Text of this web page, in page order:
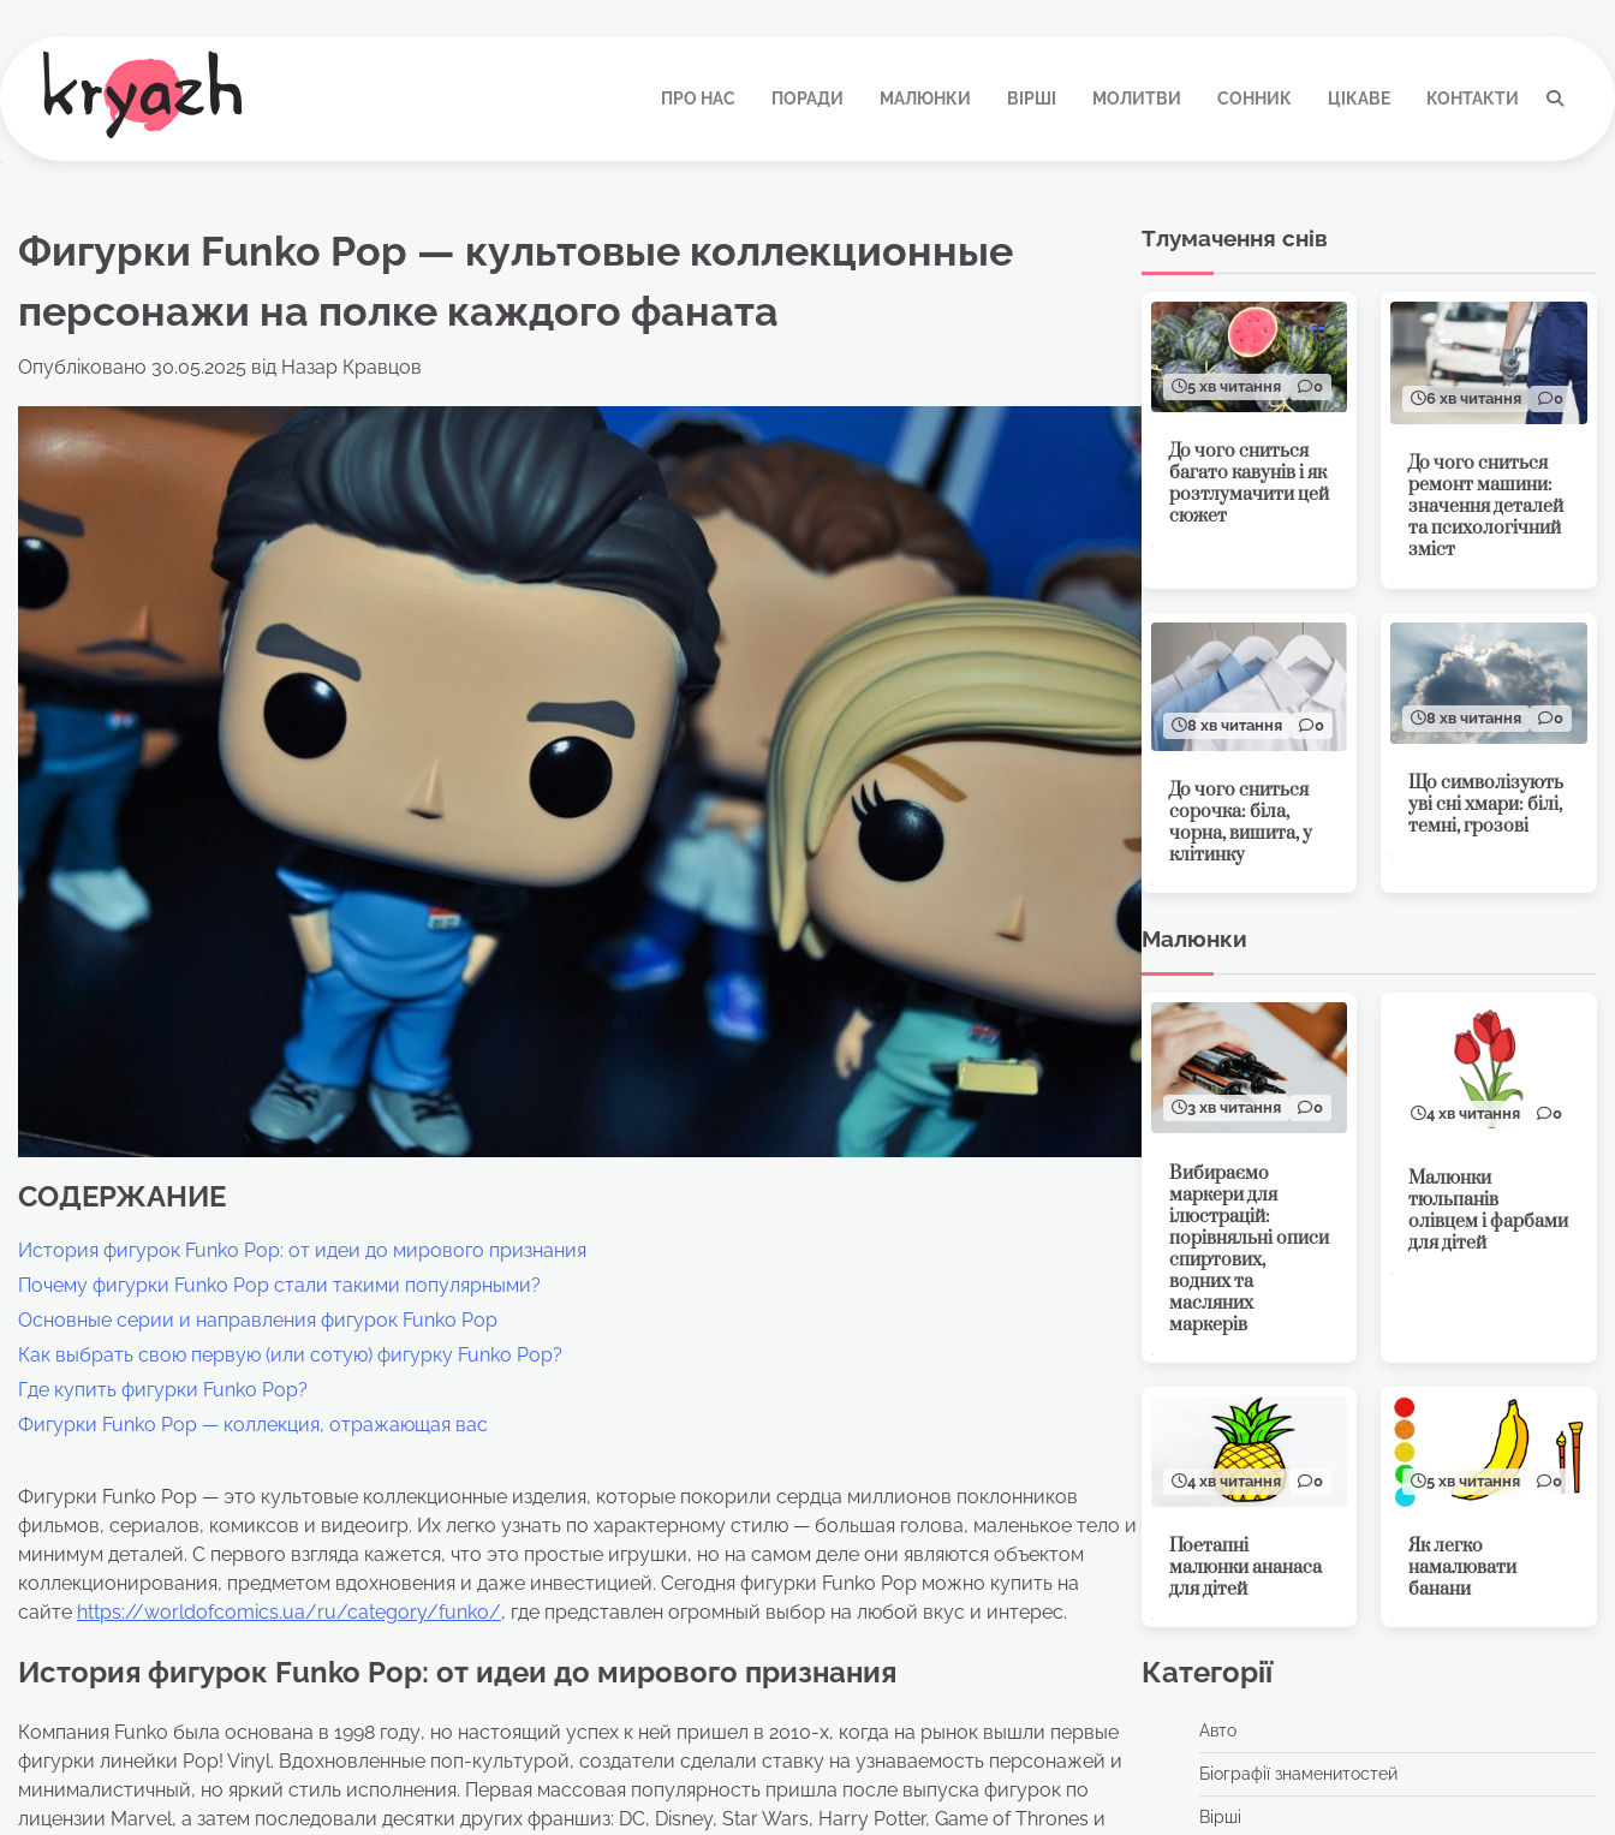
вмісту
ПРО НАС ПОРАДИ МАЛЮНКИ ВІРШІ МОЛИТВИ СОННИК ЦІКАВЕ КОНТАКТИ
Фигурки Funko Pop — культовые коллекционные
персонажи на полке каждого фаната
Опубліковано 30.05.2025 від Назар Кравцов
СОДЕРЖАНИЕ
История фигурок Funko Pop: от идеи до мирового признания
Почему фигурки Funko Pop стали такими популярными?
Основные серии и направления фигурок Funko Pop
Как выбрать свою первую (или сотую) фигурку Funko Pop?
Где купить фигурки Funko Pop?
Фигурки Funko Pop — коллекция, отражающая вас
Фигурки Funko Pop — это культовые коллекционные изделия, которые покорили сердца миллионов поклонников
фильмов, сериалов, комиксов и видеоигр. Их легко узнать по характерному стилю — большая голова, маленькое тело и
минимум деталей. С первого взгляда кажется, что это простые игрушки, но на самом деле они являются объектом
коллекционирования, предметом вдохновения и даже инвестицией. Сегодня фигурки Funko Pop можно купить на
сайте https://worldofcomics.ua/ru/category/funko/, где представлен огромный выбор на любой вкус и интерес.
История фигурок Funko Pop: от идеи до мирового признания
Компания Funko была основана в 1998 году, но настоящий успех к ней пришел в 2010-х, когда на рынок вышли первые
фигурки линейки Pop! Vinyl. Вдохновленные поп-культурой, создатели сделали ставку на узнаваемость персонажей и
минималистичный, но яркий стиль исполнения. Первая массовая популярность пришла после выпуска фигурок по
лицензии Marvel, а затем последовали десятки других франшиз: DC, Disney, Star Wars, Harry Potter, Game of Thrones и
Тлумачення снів
5 хв читання 0
До чого сниться
багато кавунів і як
розтлумачити цей
сюжет
6 хв читання 0
До чого сниться
ремонт машини:
значення деталей
та психологічний
зміст
8 хв читання 0
До чого сниться
сорочка: біла,
чорна, вишита, у
клітинку
8 хв читання 0
Що символізують
уві сні хмари: білі,
темні, грозові
Малюнки
3 хв читання 0
Вибираємо
маркери для
ілюстрацій:
порівняльні описи
спиртових,
водних та
масляних
маркерів
4 хв читання 0
Малюнки
тюльпанів
олівцем і фарбами
для дітей
4 хв читання 0
Поетапні
малюнки ананаса
для дітей
5 хв читання 0
Як легко
намалювати
банани
Категорії
Авто
Біографії знаменитостей
Вірші